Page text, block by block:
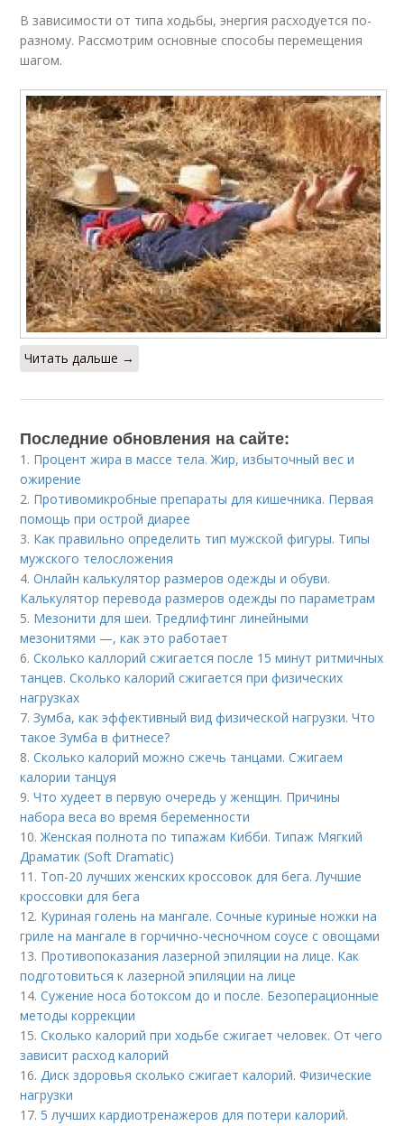
В зависимости от типа ходьбы, энергия расходуется по-
разному. Рассмотрим основные способы перемещения
шагом.
Читать дальше →
Последние обновления на сайте:
1. Процент жира в массе тела. Жир, избыточный вес и
ожирение
2. Противомикробные препараты для кишечника. Первая
помощь при острой диарее
3. Как правильно определить тип мужской фигуры. Типы
мужского телосложения
4.Онлайн калькулятор размеров одежды и обуви.
Калькулятор перевода размеров одежды по параметрам
5. Мезонити для шеи. Тредлифтинг линейными
мезонитями —, как это работает
6.Сколько каллорий сжигается после 15 минут ритмичных
танцев. Сколько калорий сжигается при физических
нагрузках
7.Зумба, как эффективный вид физической нагрузки. Что
такое Зумба в фитнесе?
8.Сколько калорий можно сжечь танцами. Сжигаем
калории танцуя
9.Что худеет в первую очередь у женщин. Причины
набора веса во время беременности
10.Женская полнота по типажам Кибби. Типаж Мягкий
Драматик (Soft Dramatic)
11. Топ-20 лучших женских кроссовок для бега. Лучшие
кроссовки для бега
12. Куриная голень на мангале. Сочные куриные ножки на
гриле на мангале в горчично-чесночном соусе с овощами
13. Противопоказания лазерной эпиляции на лице. Как
подготовиться к лазерной эпиляции на лице
14.Сужение носа ботоксом до и после. Безоперационные
методы коррекции
15.Сколько калорий при ходьбе сжигает человек. От чего
зависит расход калорий
16. Диск здоровья сколько сжигает калорий. Физические
нагрузки
17. 5 лучших кардиотренажеров для потери калорий.